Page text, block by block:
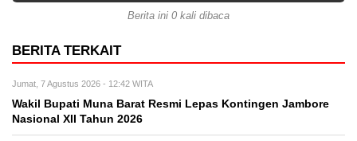
Berita ini 0 kali dibaca
BERITA TERKAIT
Jumat, 7 Agustus 2026 - 12:42 WITA
Wakil Bupati Muna Barat Resmi Lepas Kontingen Jambore
Nasional XII Tahun 2026